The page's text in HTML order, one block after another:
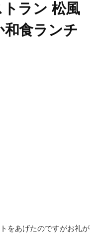
ラン 松風
食ランチ
をあげたのですがお礼が